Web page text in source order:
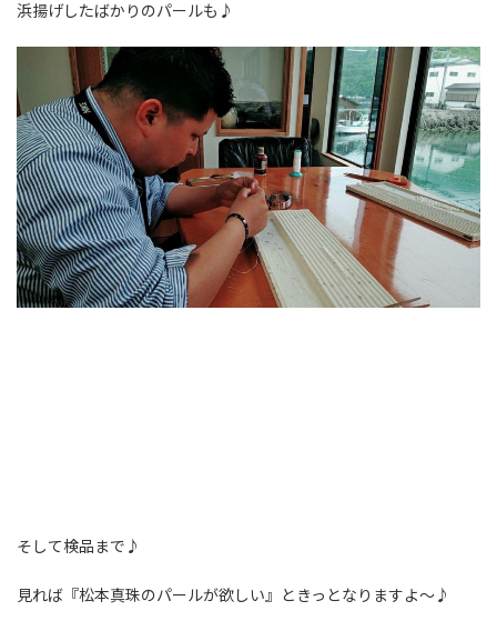
浜揚げしたばかりのパールも♪
そして検品まで♪
見れば『松本真珠のパールが欲しい』ときっとなりますよ～♪